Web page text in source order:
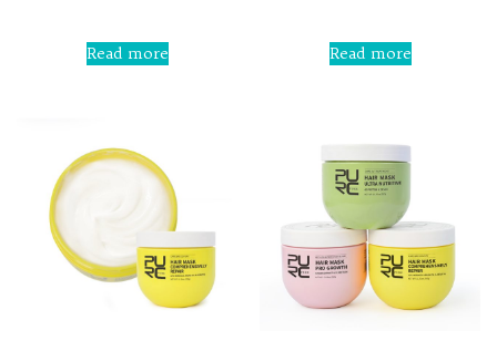
out
of
5
Read more
0
out
Read more